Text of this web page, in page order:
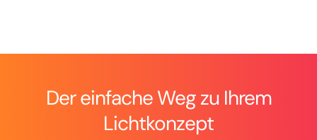
Der einfache Weg zu Ihrem
Lichtkonzept